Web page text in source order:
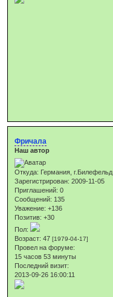
Фричала
Наш автор
Откуда: Германия, г.Билефельд
Зарегистрирован: 2009-11-05
Приглашений: 0
Сообщений: 135
Уважение: +136
Позитив: +30
Пол:
Возраст: 47[1979-04-17]
Провел на форуме:
15 часов 53 минуты
Последний визит:
2013-09-26 16:00:11